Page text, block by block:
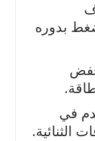
بدوره
خفض
في
الثنائية.